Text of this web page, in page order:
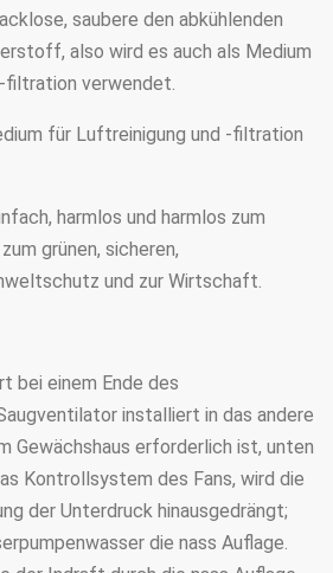
saubere den abkühlenden
also wird es auch als Medium
filtration verwendet.
für Luftreinigung und -filtration
harmlos und harmlos zum
grünen, sicheren,
und zur Wirtschaft.
bei einem Ende des
installiert in das andere
Gewächshaus erforderlich ist, unten
Kontrollsystem des Fans, wird die
der Unterdruck hinausgedrängt;
die nass Auflage.